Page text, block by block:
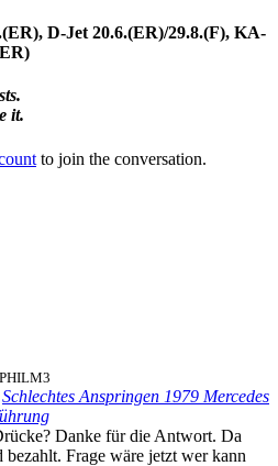
D-Jet 20.6.(ER)/29.8.(F), KA-
it.
to join the conversation.
PHILM3
Schlechtes Anspringen 1979 Mercedes
Danke für die Antwort. Da
bezahlt. Frage wäre jetzt wer kann